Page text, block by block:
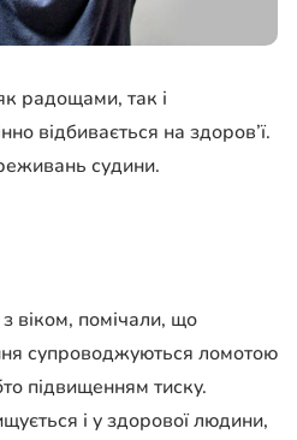
радощами, так і
відбивається на здоров’ї.
судини.
віком, помічали, що
супроводжуються ломотою
підвищенням тиску.
і у здорової людини,